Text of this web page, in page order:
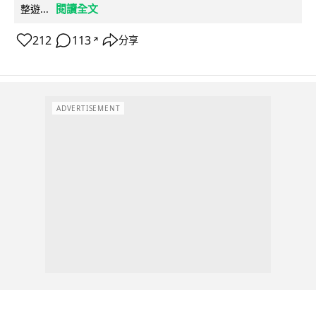
整遊...
閱讀全文
212 113 ↗ 分享
ADVERTISEMENT